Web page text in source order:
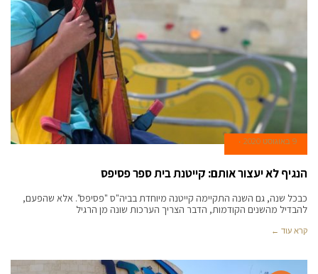
9 באוגוסט 2020
הנגיף לא יעצור אותם: קייטנת בית ספר פסיפס
כבכל שנה, גם השנה התקיימה קייטנה מיוחדת בביה"ס "פסיפס". אלא שהפעם,
להבדיל מהשנים הקודמות, הדבר הצריך הערכות שונה מן הרגיל
קרא עוד ←